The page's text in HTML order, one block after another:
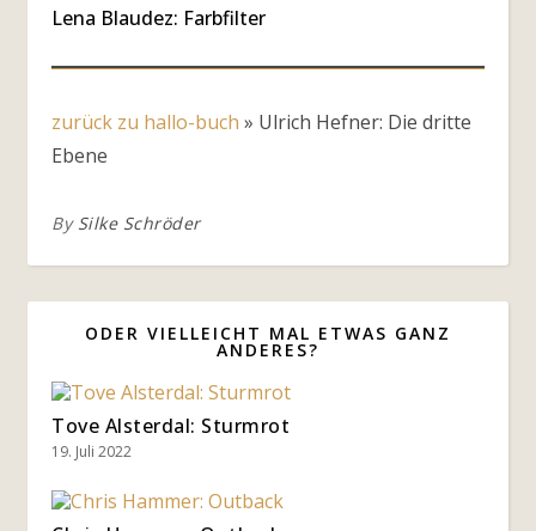
Lena Blaudez: Farbfilter
zurück zu hallo-buch » Ulrich Hefner: Die dritte
Ebene
By Silke Schröder
ODER VIELLEICHT MAL ETWAS GANZ
ANDERES?
Tove Alsterdal: Sturmrot
19. Juli 2022